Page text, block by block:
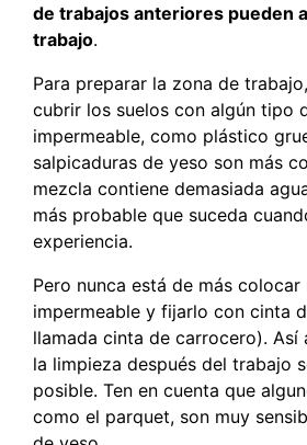
de trabajos anteriores pueden
trabajo.
Para preparar la zona de
cubrir los suelos con algún tipo
impermeable, como plástico
salpicaduras de yeso son más
mezcla contiene demasiada
más probable que suceda
experiencia.
Pero nunca está de más colocar
impermeable y fijarlo con cinta
llamada cinta de carrocero). Así
la limpieza después del trabajo
posible. Ten en cuenta que
como el parquet, son muy